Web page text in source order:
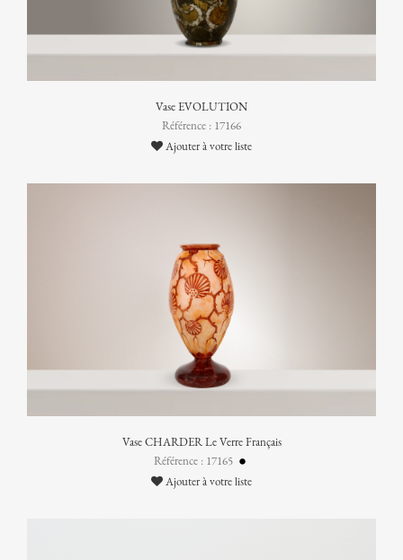
Vase EVOLUTION
Référence : 17166
Ajouter à votre liste
Vase CHARDER Le Verre Français
Référence : 17165
Ajouter à votre liste